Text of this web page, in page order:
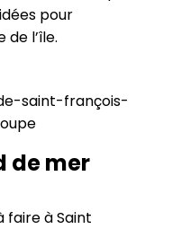
pour
l’île.
de mer
faire à Saint